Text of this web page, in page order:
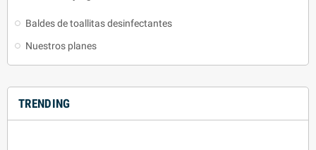
Baldes de toallitas desinfectantes
Nuestros planes
TRENDING